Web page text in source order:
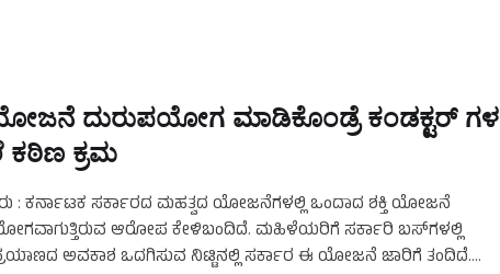
ದುರುಪಯೋಗ ಮಾಡಿಕೊಂಡ್ರೆ ಕಂಡಕ್ಟರ್ ಗಳ
ಕ್ರಮ
: ಕರ್ನಾಟಕ ಸರ್ಕಾರದ ಮಹತ್ವದ ಯೋಜನೆಗಳಲ್ಲಿ ಒಂದಾದ ಶಕ್ತಿ ಯೋಜನೆ
ಆರೋಪ ಕೇಳಿಬಂದಿದೆ. ಮಹಿಳೆಯರಿಗೆ ಸರ್ಕಾರಿ ಬಸ್​ಗಳಲ್ಲಿ
ಅವಕಾಶ ಒದಗಿಸುವ ನಿಟ್ಟಿನಲ್ಲಿ ಸರ್ಕಾರ ಈ ಯೋಜನೆ ಜಾರಿಗೆ ತಂದಿದೆ.